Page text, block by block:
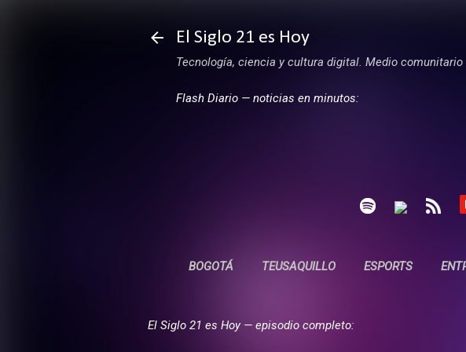
El Siglo 21 es Hoy
Tecnología, ciencia y cultura digital. Medio
Flash Diario — noticias en minutos:
BOGOTÁ TEUSAQUILLO ESPORTS
El Siglo 21 es Hoy — episodio completo: